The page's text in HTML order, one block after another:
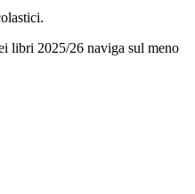
libri 2025/26 naviga sul meno